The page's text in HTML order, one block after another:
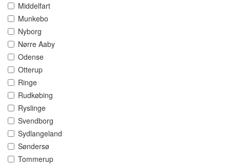
Middelfart
Munkebo
Nyborg
Nørre Aaby
Odense
Otterup
Ringe
Rudkøbing
Ryslinge
Svendborg
Sydlangeland
Søndersø
Tommerup